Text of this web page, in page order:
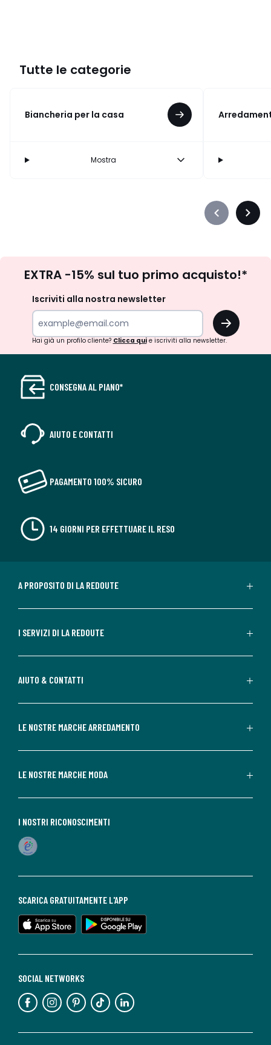
Tutte le categorie
Biancheria per la casa
Mostra
Précédent
newsletter
EXTRA -15% sul tuo primo acquisto!*
Iscriviti alla nostra newsletter
OK
Hai già un profilo cliente? Clicca quie iscriviti alla newsletter.
CONSEGNA AL PIANO*
AIUTO E CONTATTI
PAGAMENTO 100% SICURO
14 GIORNI PER EFFETTUARE IL RESO
A PROPOSITO DI LA REDOUTE
I SERVIZI DI LA REDOUTE
AIUTO & CONTATTI
LE NOSTRE MARCHE ARREDAMENTO
LE NOSTRE MARCHE MODA
SOCIAL NETWORKS
SCARICA GRATUITAMENTE L'APP
I NOSTRI RICONOSCIMENTI